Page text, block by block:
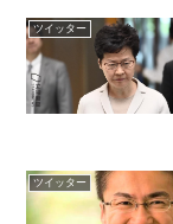
ツイッター
ツイッター